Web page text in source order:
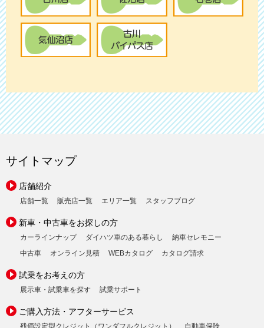
サイトマップ
店舗紹介
店舗一覧 販売店一覧 エリア一覧 スタッフブログ
新車・中古車をお探しの方
カーラインナップ ダイハツ車のある暮らし
納車セレモニー
中古車
オンライン見積 WEBカタログ カタログ請求
試乗をお考えの方
展示車・試乗車を探す 試乗サポート
ご購入方法・アフターサービス
残価設定型クレジット（ワンダフルクレジット）
自動車保険